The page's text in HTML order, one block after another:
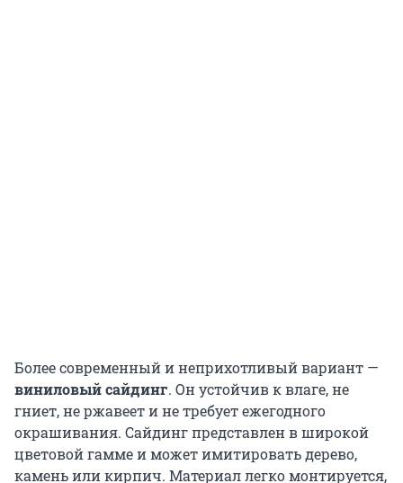
Более современный и неприхотливый вариант —
виниловый сайдинг. Он устойчив к влаге, не
гниет, не ржавеет и не требует ежегодного
окрашивания. Сайдинг представлен в широкой
цветовой гамме и может имитировать дерево,
камень или кирпич. Материал легко монтируется,